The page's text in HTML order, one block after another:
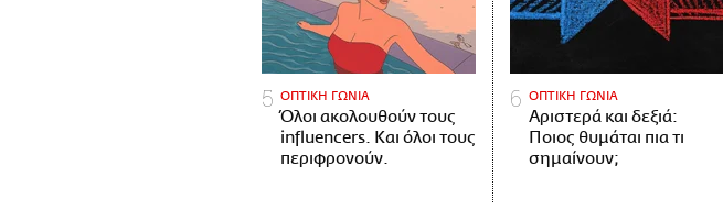
ΟΠΤΙΚΗ ΓΩΝΙΑ
Όλοι ακολουθούν τους
influencers. Και όλοι τους
περιφρονούν.
ΟΠΤΙΚΗ ΓΩΝΙΑ
Αριστερά και δεξιά:
Ποιος θυμάται πια τι
σημαίνουν;